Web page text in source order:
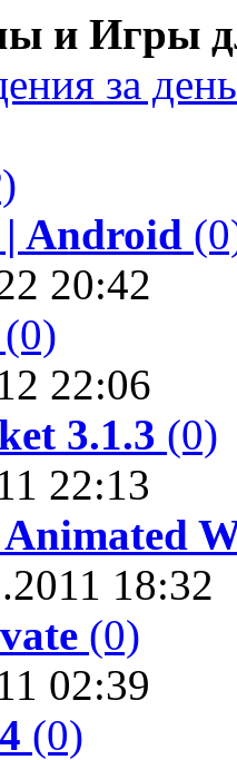
и Игры
за день
| Android
20:42
(0)
22:06
3.1.3 (0)
22:13
18:32
(0)
02:39
(0)